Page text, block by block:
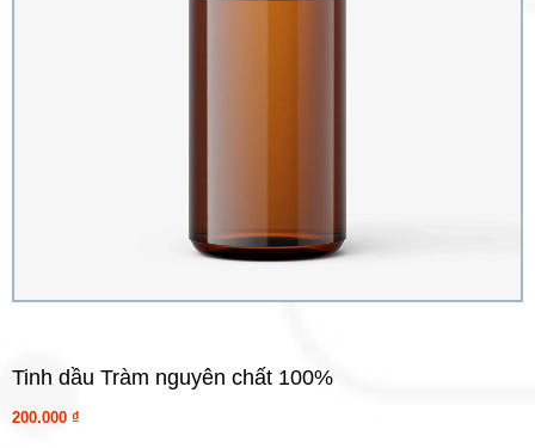
Tinh dầu Tràm nguyên chất 100%
200.000 ₫